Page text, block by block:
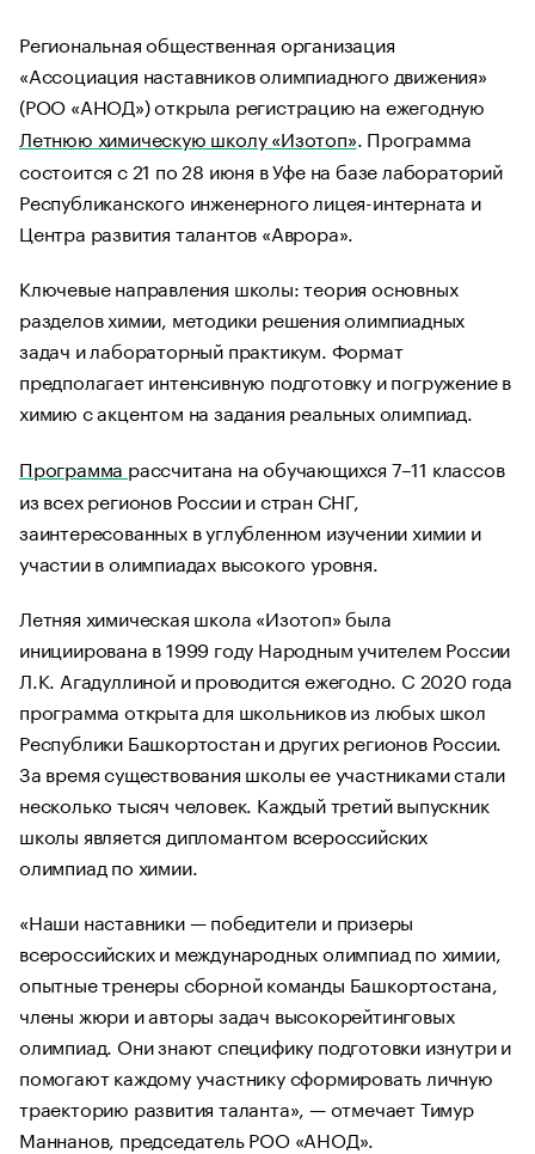
Региональная общественная организация
«Ассоциация наставников олимпиадного движения»
(РОО «АНОД») открыла регистрацию на ежегодную
Летнюю химическую школу «Изотоп». Программа
состоится с 21 по 28 июня в Уфе на базе лабораторий
Республиканского инженерного лицея-интерната и
Центра развития талантов «Аврора».
Ключевые направления школы: теория основных
разделов химии, методики решения олимпиадных
задач и лабораторный практикум. Формат
предполагает интенсивную подготовку и погружение в
химию с акцентом на задания реальных олимпиад.
Программа рассчитана на обучающихся 7–11 классов
из всех регионов России и стран СНГ,
заинтересованных в углубленном изучении химии и
участии в олимпиадах высокого уровня.
Летняя химическая школа «Изотоп» была
инициирована в 1999 году Народным учителем России
Л.К. Агадуллиной и проводится ежегодно. С 2020 года
программа открыта для школьников из любых школ
Республики Башкортостан и других регионов России.
За время существования школы ее участниками стали
несколько тысяч человек. Каждый третий выпускник
школы является дипломантом всероссийских
олимпиад по химии.
«Наши наставники — победители и призеры
всероссийских и международных олимпиад по химии,
опытные тренеры сборной команды Башкортостана,
члены жюри и авторы задач высокорейтинговых
олимпиад. Они знают специфику подготовки изнутри и
помогают каждому участнику сформировать личную
траекторию развития таланта», — отмечает Тимур
Маннанов, председатель РОО «АНОД».